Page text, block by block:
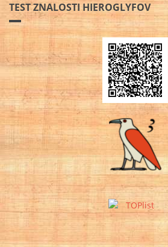
TEST ZNALOSTI HIEROGLYFOV